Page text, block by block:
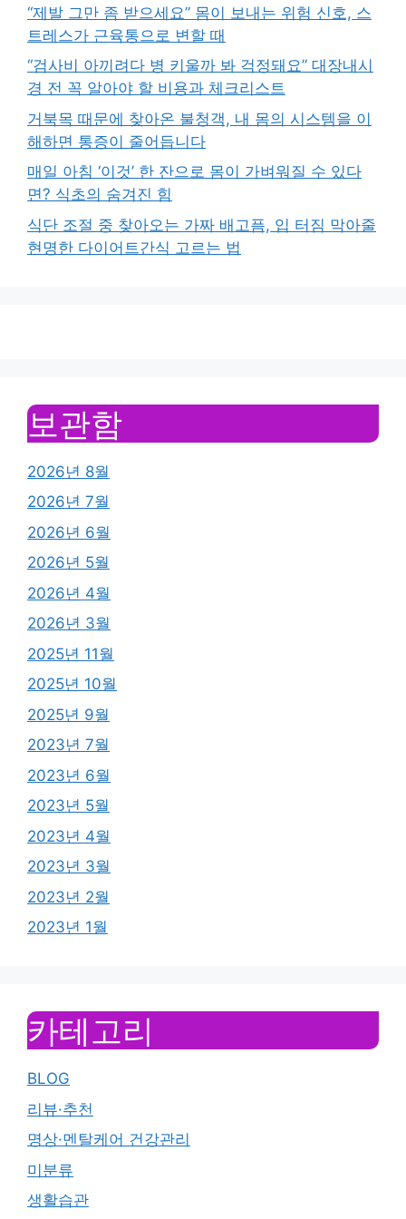
“제발 그만 좀 받으세요” 몸이 보내는 위험 신호, 스
트레스가 근육통으로 변할 때
“검사비 아끼려다 병 키울까 봐 걱정돼요” 대장내시
경 전 꼭 알아야 할 비용과 체크리스트
거북목 때문에 찾아온 불청객, 내 몸의 시스템을 이
해하면 통증이 줄어듭니다
매일 아침 ‘이것’ 한 잔으로 몸이 가벼워질 수 있다
면? 식초의 숨겨진 힘
식단 조절 중 찾아오는 가짜 배고픔, 입 터짐 막아줄
현명한 다이어트간식 고르는 법
보관함
2026년 8월
2026년 7월
2026년 6월
2026년 5월
2026년 4월
2026년 3월
2025년 11월
2025년 10월
2025년 9월
2023년 7월
2023년 6월
2023년 5월
2023년 4월
2023년 3월
2023년 2월
2023년 1월
카테고리
BLOG
리뷰·추천
명상·멘탈케어 건강관리
미분류
생활습관